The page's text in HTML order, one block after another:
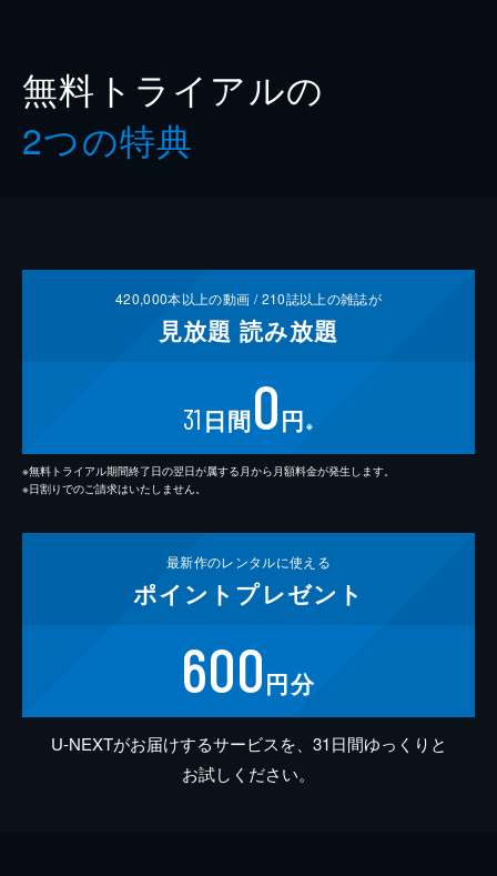
無料トライアルの
2つの特典
420,000本以上の動画 /210誌以上の雑誌が
見放題 読み放題
31 日間0円 ※
※無料トライアル期間終了日の翌日が属する月から月額料金が発生します。
※日割りでのご請求はいたしません。
最新作のレンタルに使える
ポイント プレゼント
600円分
U-NEXTがお届けするサービスを、31日間ゆっくりと
お試しください。